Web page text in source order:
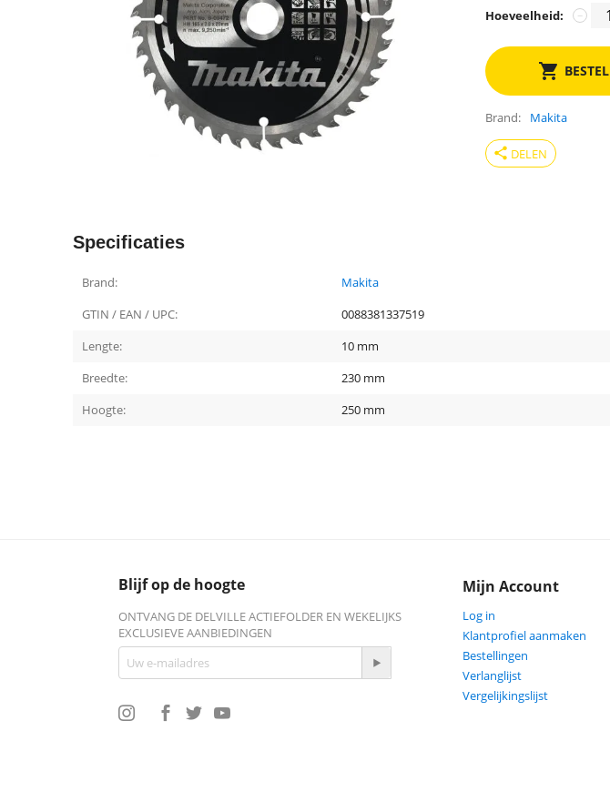
Hoeveelheid: −
BESTEL
Brand Makita
share DELEN
Specificaties
Brand:
Makita
GTIN / EAN / UPC:
0088381337519
Lengte:
10 mm
Breedte:
230 mm
Hoogte:
250 mm
Blijf op de hoogte
ONTVANG DE DELVILLE ACTIEFOLDER EN WEKELIJKS
EXCLUSIEVE AANBIEDINGEN
Mijn Account
Log in
Klantprofiel aanmaken
Bestellingen
Verlanglijst
Vergelijkingslijst